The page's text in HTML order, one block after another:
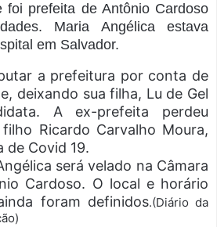
prefeita de Antônio Cardoso
Maria Angélica estava
em Salvador.
a prefeitura por conta de
deixando sua filha, Lu de Gel
A ex-prefeita perdeu
Ricardo Carvalho Moura,
de Covid 19.
será velado na Câmara
Cardoso. O local e horário
foram definidos.(Diário da